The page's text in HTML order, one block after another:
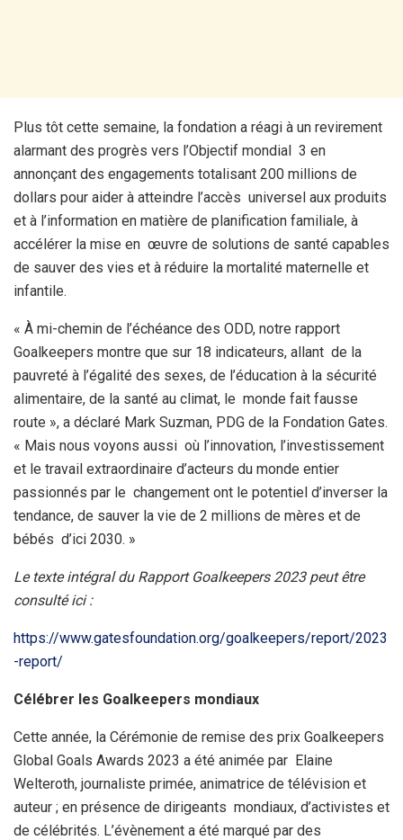
Plus tôt cette semaine, la fondation a réagi à un revirement
alarmant des progrès vers l’Objectif mondial 3 en
annonçant des engagements totalisant 200 millions de
dollars pour aider à atteindre l’accès universel aux produits
et à l’information en matière de planification familiale, à
accélérer la mise en œuvre de solutions de santé capables
de sauver des vies et à réduire la mortalité maternelle et
infantile.
« À mi-chemin de l’échéance des ODD, notre rapport
Goalkeepers montre que sur 18 indicateurs, allant de la
pauvreté à l’égalité des sexes, de l’éducation à la sécurité
alimentaire, de la santé au climat, le monde fait fausse
route », a déclaré Mark Suzman, PDG de la Fondation Gates.
« Mais nous voyons aussi où l’innovation, l’investissement
et le travail extraordinaire d’acteurs du monde entier
passionnés par le changement ont le potentiel d’inverser la
tendance, de sauver la vie de 2 millions de mères et de
bébés d’ici 2030. »
Le texte intégral du Rapport Goalkeepers 2023 peut être
consulté ici :
https://www.gatesfoundation.org/goalkeepers/report/2023
-report/
Célébrer les Goalkeepers mondiaux
Cette année, la Cérémonie de remise des prix Goalkeepers
Global Goals Awards 2023 a été animée par Elaine
Welteroth, journaliste primée, animatrice de télévision et
auteur ; en présence de dirigeants mondiaux, d’activistes et
de célébrités. L’évènement a été marqué par des